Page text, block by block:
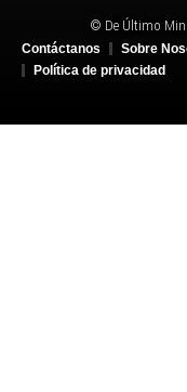
© De Último
Contáctanos
Sobre
Política de privacidad